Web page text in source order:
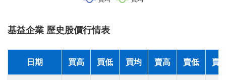
基益企業 歷史股價行情表
日期 買高 買低 買均 賣高 賣低 賣